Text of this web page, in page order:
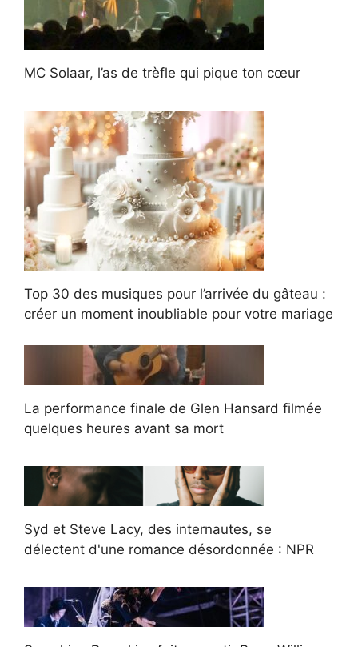
MC Solaar, l’as de trèfle qui pique ton cœur
Top 30 des musiques pour l’arrivée du gâteau :
créer un moment inoubliable pour votre mariage
La performance finale de Glen Hansard filmée
quelques heures avant sa mort
Syd et Steve Lacy, des internautes, se
délectent d'une romance désordonnée : NPR